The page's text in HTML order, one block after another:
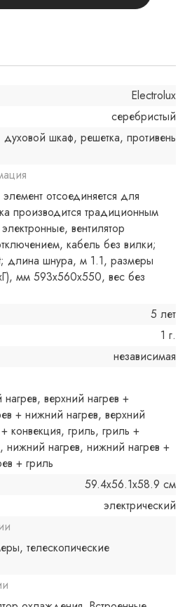
Electrolux
серебристый
духовой шкаф, решетка, противень
отсоединяется для
производится традиционным
вентилятор
кабель без вилки;
длина шнура, м 1.1, размеры
мм 593х560х550, вес без
5 лет
1 г.
независимая
верхний нагрев +
+ нижний нагрев, верхний
конвекция, гриль, гриль +
нижний нагрев, нижний нагрев +
+ гриль
59.4x56.1x58.9 см
электрический
телескопические